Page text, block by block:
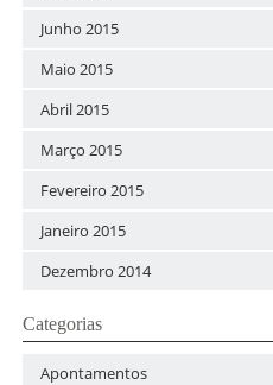
Junho 2015
Maio 2015
Abril 2015
Março 2015
Fevereiro 2015
Janeiro 2015
Dezembro 2014
Categorias
Apontamentos